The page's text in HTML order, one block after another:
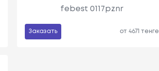
febest 0117pznr
Заказать от 4671 тенге